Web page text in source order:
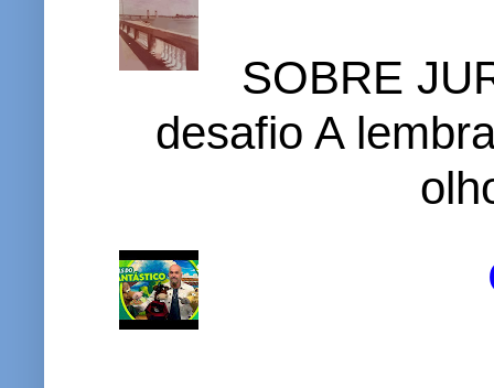
SOBRE
desafio A